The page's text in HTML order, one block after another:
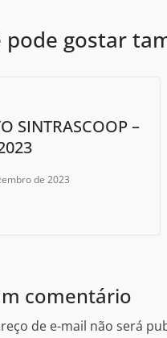
pode gostar
SINTRASCOOP –
de 2023
comentário
de e-mail não será